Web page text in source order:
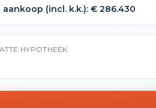
aankoop (incl. k.k.): € 286.430
HYPOTHEEK